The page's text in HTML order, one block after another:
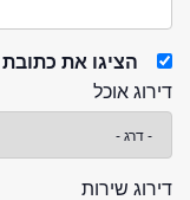
הציגו את
דירוג אוכל
דירוג שירות